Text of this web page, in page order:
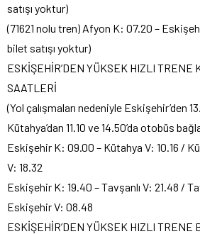
satışı yoktur)
(71621 nolu tren) Afyon K: 07.20 –
bilet satışı yoktur)
ESKİŞEHİR’DEN YÜKSEK HIZLI TRENE
SAATLERİ
(Yol çalışmaları nedeniyle Eskişehir’den
Kütahya’dan 11.10 ve 14.50’da otobüs
Eskişehir K: 09.00 – Kütahya V: 10.16 /
V: 18.32
Eskişehir K: 19.40 – Tavşanlı V: 21.48 /
Eskişehir V: 08.48
ESKİŞEHİR’DEN YÜKSEK HIZLI TRENE